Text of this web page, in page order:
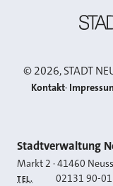
©2026, STADT
Kontakt
Kontakt
Stadtverwaltung
Markt 2 ·41460 Neuss
TEL. 02131 90-01